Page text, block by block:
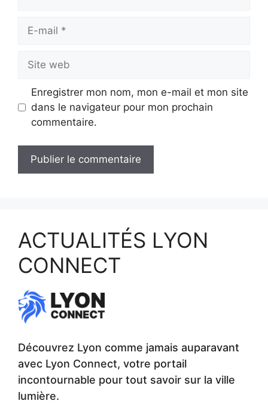
Site
web
Enregistrer mon nom, mon e-mail et mon site
dans le navigateur pour mon prochain
commentaire.
ACTUALITÉS LYON
CONNECT
Découvrez Lyon comme jamais auparavant
avec Lyon Connect, votre portail
incontournable pour tout savoir sur la ville
lumière.